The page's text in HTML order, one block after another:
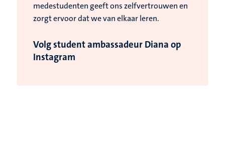
medestudenten geeft ons zelfvertrouwen en
zorgt ervoor dat we van elkaar leren.
Volg student ambassadeur Diana op
Instagram